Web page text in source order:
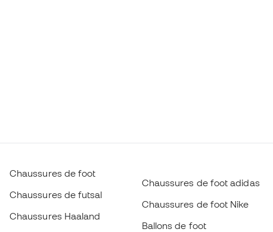
Chaussures de foot
Chaussures de futsal
Chaussures Haaland
Chaussures de foot adidas
Chaussures de foot Nike
Ballons de foot